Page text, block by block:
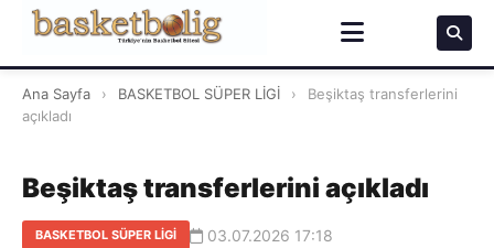
Ana Sayfa › BASKETBOL SÜPER LİGİ ›
Beşiktaş transferlerini
açıkladı
Beşiktaş transferlerini açıkladı
BASKETBOL SÜPER LİGİ 03.07.2026 17:18